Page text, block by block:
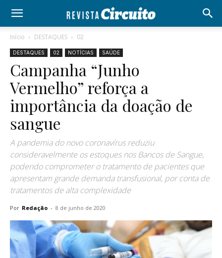
Início DESTAQUES 02
DESTAQUES 02 NOTÍCIAS SAÚDE
Campanha “Junho
Vermelho” reforça a
importância da doação de
sangue
A pandemia do novo coronavírus reduziu
consideravelmente os estoques nos Bancos de Sangue,
podendo comprometer o tratamento de pacientes que
apresentam grande demanda transfusional, por conta de
tratamentos de alta complexidade
Por Redação - 8 de junho de 2020